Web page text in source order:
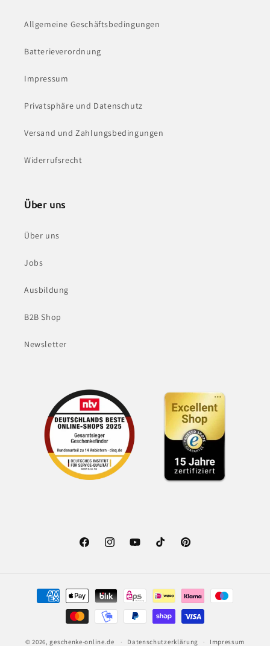
Allgemeine Geschäftsbedingungen
Batterieverordnung
Impressum
Privatsphäre und Datenschutz
Versand und Zahlungsbedingungen
Widerrufsrecht
Über uns
Über uns
Jobs
Ausbildung
B2B Shop
Newsletter
FacebookInstagramYouTubeTikTok Pinterest
Zahlungsmethoden
© 2026,geschenke-online.de Datenschutzerklärung Impressum